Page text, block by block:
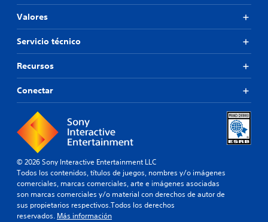
Valores
Servicio técnico
Recursos
Conectar
© 2026 Sony Interactive Entertainment LLC
Todos los contenidos, títulos de juegos, nombres y/o imágenes
comerciales, marcas comerciales, arte e imágenes asociadas
son marcas comerciales y/o material con derechos de autor de
sus propietarios respectivos.Todos los derechos
reservados. Más información